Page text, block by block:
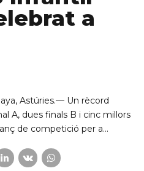
a
Astúries.— Un rècord
A, dues finals B i cinc millors
de competició per a...